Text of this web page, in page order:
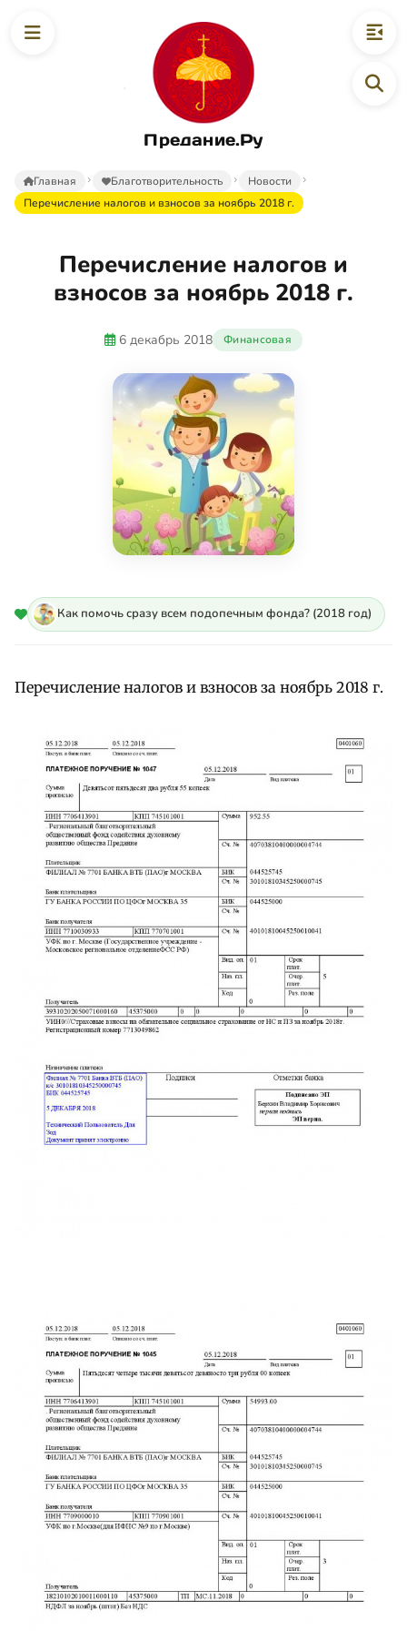
Предание.Ру
Главная Благотворительность
Новости
Перечисление налогов и взносов за ноябрь 2018 г.
Перечисление налогов и
взносов за ноябрь 2018 г.
6 декабрь 2018 Финансовая
Как помочь сразу всем подопечным фонда? (2018 год)
Перечисление налогов и взносов за ноябрь 2018 г.